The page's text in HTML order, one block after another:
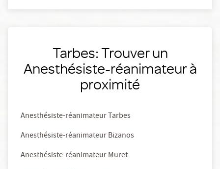
Tarbes: Trouver un
Anesthésiste-réanimateur à
proximité
Anesthésiste-réanimateur Tarbes
Anesthésiste-réanimateur Bizanos
Anesthésiste-réanimateur Muret